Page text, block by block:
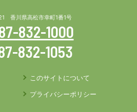
香川県高松市幸町1番1号
832-1000
832-1053
このサイトについて
プライバシーポリシー